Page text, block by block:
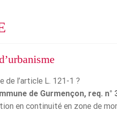
de l’article L. 121-1 ?
de Gurmençon, req. n°
en continuité en zone de